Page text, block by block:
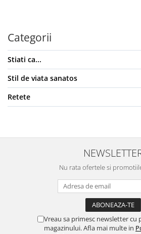
Produse care inlocuiesc carnea
Unt, alternativa unt
Paine bio
Paste
Terci bio
Bomboane, Caramele si Jeleuri
Biscuiti si napolitane
Dulciuri bio
Categorii
Stiati ca...
Stil de viata sanatos
Retete
Nu rata ofertele si
Vreau sa primesc newsletter cu
magazinului. Afla mai multe in